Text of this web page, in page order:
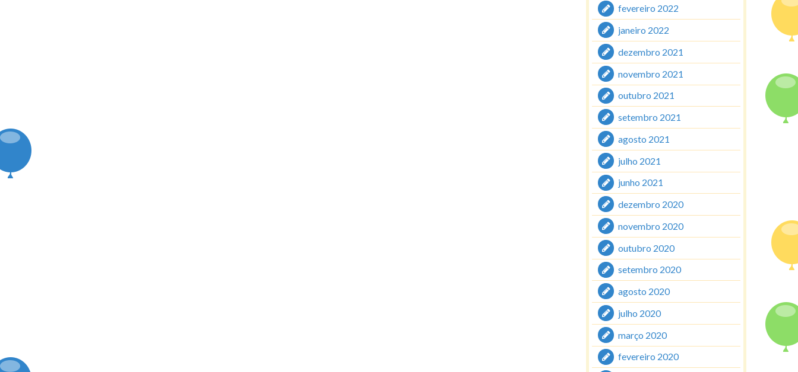
fevereiro 2022
janeiro 2022
dezembro 2021
novembro 2021
outubro 2021
setembro 2021
agosto 2021
julho 2021
junho 2021
dezembro 2020
novembro 2020
outubro 2020
setembro 2020
agosto 2020
julho 2020
março 2020
fevereiro 2020